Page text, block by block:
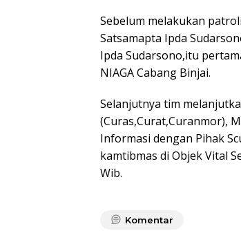
Sebelum melakukan
Satsamapta Ipda
Ipda Sudarsono,itu
NIAGA Cabang Binjai.
Selanjutnya tim
(Curas,Curat,Curanmor),
Informasi dengan Pihak
kamtibmas di Objek Vital
Wib.
Komentar